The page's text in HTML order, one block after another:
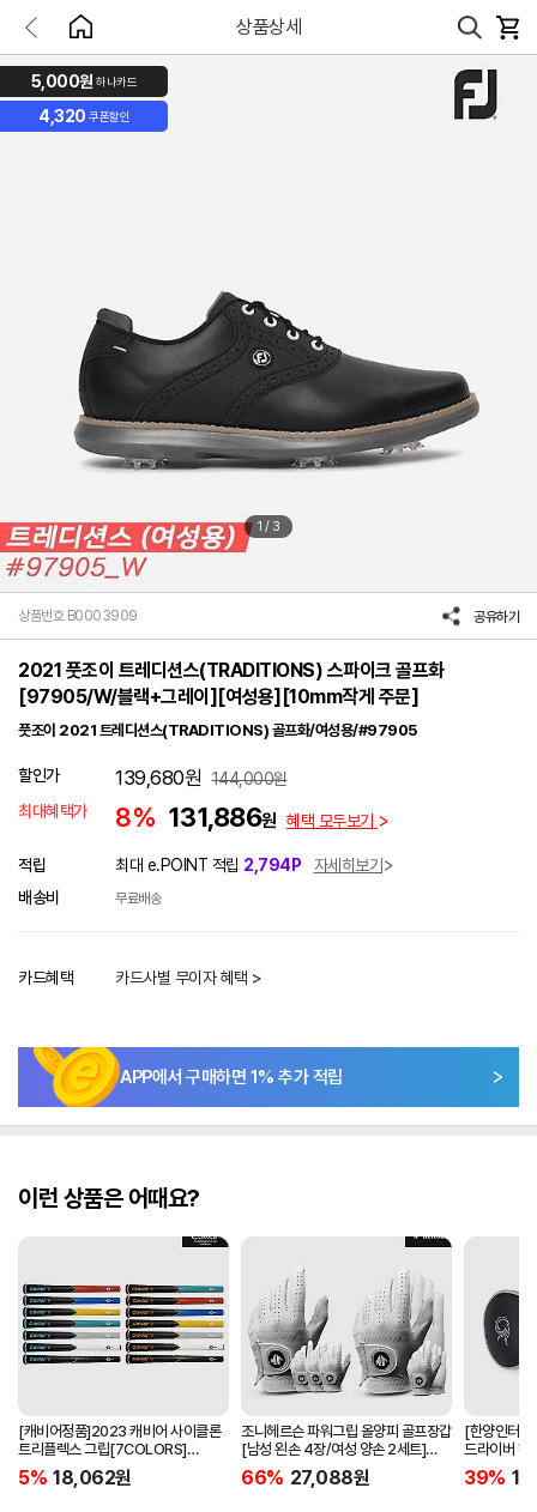
상품상세
5,000원 하나카드
4,320 쿠폰할인
1 / 3
상품번호 B0003909 공유하기
2021 풋조이 트레디션스(TRADITIONS) 스파이크 골프화
[97905/W/블랙+그레이][여성용][10mm작게 주문]
풋조이 2021 트레디션스(TRADITIONS) 골프화/여성용/#97905
할인가 139,680원 144,000원
최대혜택가
8% 131,886원 혜택 모두보기
적립 최대 e.POINT 적립 2,794P
자세히보기
배송비
무료배송
카드혜택 카드사별 무이자 혜택 >
APP에서 구매하면 1% 추가 적립
이런 상품은 어때요?
[캐비어정품]2023 캐비어 사이클론
트리플렉스 그립[7COLORS]
[라운드][39g/42g/46g/50g]
[R/S 토크]
5% 18,062원
조니헤르슨 파워그립 올양피 골프장갑
[남성 왼손 4장/여성 양손 2세트]
[화이트][케이스포함]
66% 27,088원
[한양인터
드라이버 헤
[HD-302]
39%